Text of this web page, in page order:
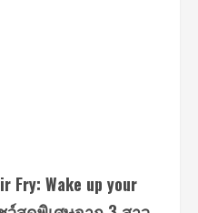
Wake up your